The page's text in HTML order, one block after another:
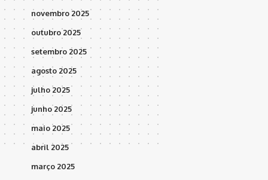
novembro 2025
outubro 2025
setembro 2025
agosto 2025
julho 2025
junho 2025
maio 2025
abril 2025
março 2025